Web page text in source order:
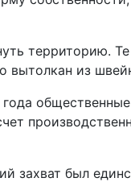
территорию.
вытолкан из
захват был